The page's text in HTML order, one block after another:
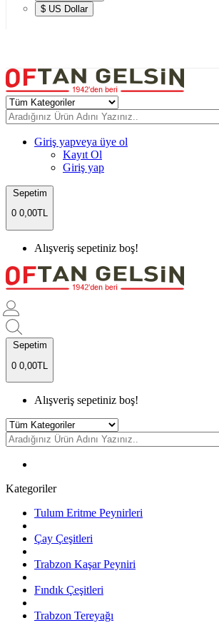
$ US Dollar
Giriş yapveya üye ol
Kayıt Ol
Giriş yap
Sepetim
0 0,00TL
Alışveriş sepetiniz boş!
Sepetim
0 0,00TL
Alışveriş sepetiniz boş!
Kategoriler
Tulum Eritme Peynirleri
Çay Çeşitleri
Trabzon Kaşar Peyniri
Fındık Çeşitleri
Trabzon Tereyağı